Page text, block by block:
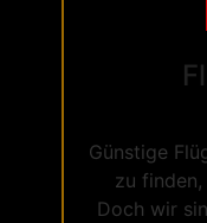
Günstige
zu
Doch wir